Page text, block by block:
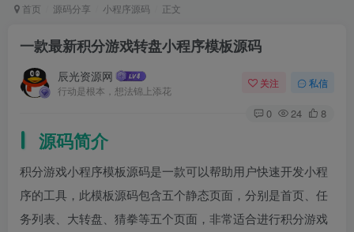
首页 源码分享 小程序源码 正文
一款最新积分游戏转盘小程序模板源码
辰光资源网
行动是根本，想法锦上添花
关注 私信
0 24 8
源码简介
积分游戏小程序模板源码是一款可以帮助用户快速开发小程
序的工具，此模板源码包含五个静态页面，分别是首页、任
务列表、大转盘、猜拳等五个页面，非常适合进行积分游戏